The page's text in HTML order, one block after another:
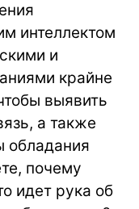
интеллектом
и
крайне
выявить
а также
обладания
почему
идет рука об